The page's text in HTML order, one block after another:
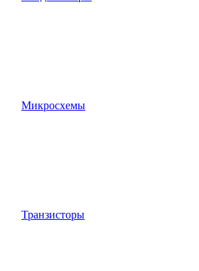
Микросхемы
Транзисторы